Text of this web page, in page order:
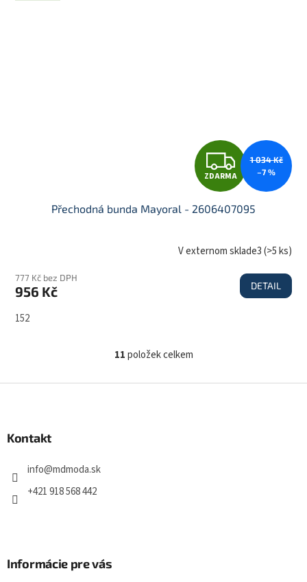
Z
D
A
R
A
ZDARMA
1 034 Kč
–7 %
Přechodná bunda Mayoral - 2606407095
V externom sklade3(>5 ks)
777 Kč bez DPH
956 Kč DETAIL
152
O
l
11položek celkem
Kontakt
info@mdmoda.sk
+421 918 568 442
Informácie pre vás